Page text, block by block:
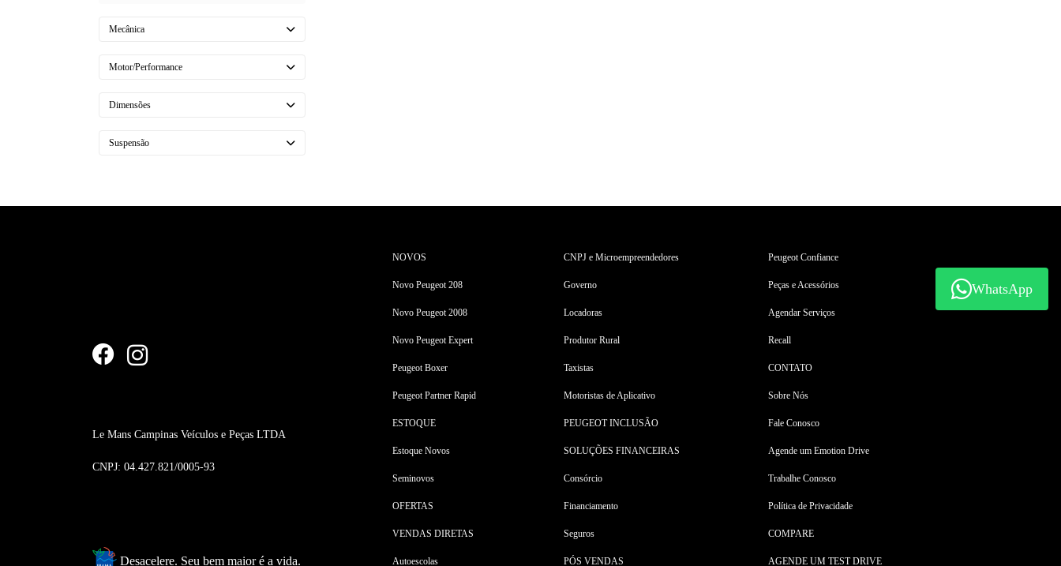
Mecânica
Motor/Performance
Dimensões
Suspensão
Le Mans Campinas Veículos e Peças LTDA
CNPJ: 04.427.821/0005-93
Desacelere. Seu bem maior é a vida.
NOVOS
Novo Peugeot 208
Novo Peugeot 2008
Novo Peugeot Expert
Peugeot Boxer
Peugeot Partner Rapid
ESTOQUE
Estoque Novos
Seminovos
OFERTAS
VENDAS DIRETAS
Autoescolas
CNPJ e Microempreendedores
Governo
Locadoras
Produtor Rural
Taxistas
Motoristas de Aplicativo
PEUGEOT INCLUSÃO
SOLUÇÕES FINANCEIRAS
Consórcio
Financiamento
Seguros
PÓS VENDAS
Peugeot Confiance
Peças e Acessórios
Agendar Serviços
Recall
CONTATO
Sobre Nós
Fale Conosco
Agende um Emotion Drive
Trabalhe Conosco
Política de Privacidade
COMPARE
AGENDE UM TEST DRIVE
WhatsApp